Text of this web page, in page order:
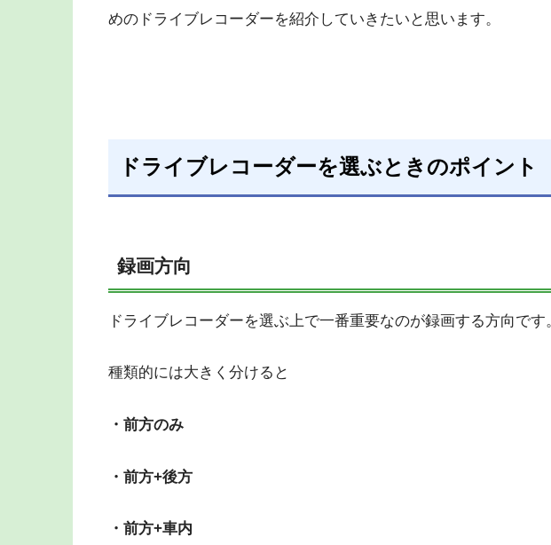
めのドライブレコーダーを紹介していきたいと思います。
ドライブレコーダーを選ぶときのポイント
録画方向
ドライブレコーダーを選ぶ上で一番重要なのが録画する方向です
種類的には大きく分けると
・前方のみ
・前方+後方
・前方+車内